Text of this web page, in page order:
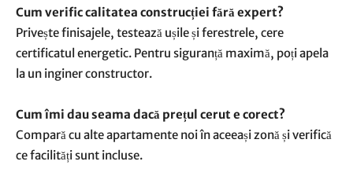
Cum verific calitatea construcției fără expert?
Privește finisajele, testează ușile și ferestrele, cere
certificatul energetic. Pentru siguranță maximă, poți apela
la un inginer constructor.
Cum îmi dau seama dacă prețul cerut e corect?
Compară cu alte apartamente noi în aceeași zonă și verifică
ce facilități sunt incluse.